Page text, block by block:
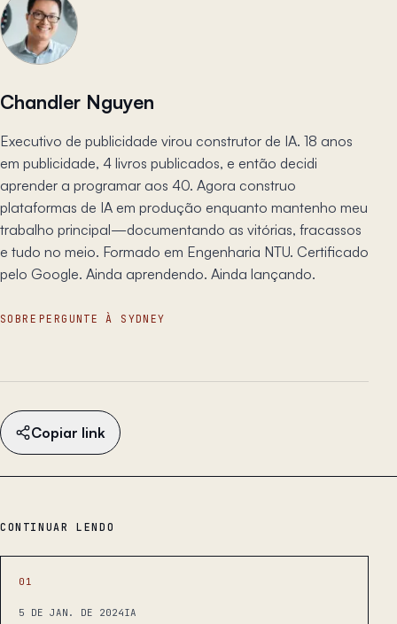
Chandler Nguyen
Executivo de publicidade virou construtor de IA. 18 anos
em publicidade, 4 livros publicados, e então decidi
aprender a programar aos 40. Agora construo
plataformas de IA em produção enquanto mantenho meu
trabalho principal—documentando as vitórias, fracassos
e tudo no meio. Formado em Engenharia NTU. Certificado
pelo Google. Ainda aprendendo. Ainda lançando.
SOBRE PERGUNTE À SYDNEY
Copiar link
CONTINUAR LENDO
01
5 DE JAN. DE 2024IA